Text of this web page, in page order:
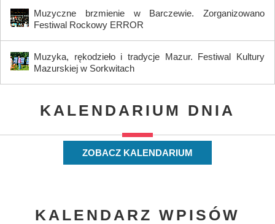
Muzyczne brzmienie w Barczewie. Zorganizowano
Festiwal Rockowy ERROR
Muzyka, rękodzieło i tradycje Mazur. Festiwal Kultury
Mazurskiej w Sorkwitach
KALENDARIUM DNIA
ZOBACZ KALENDARIUM
KALENDARZ WPISÓW